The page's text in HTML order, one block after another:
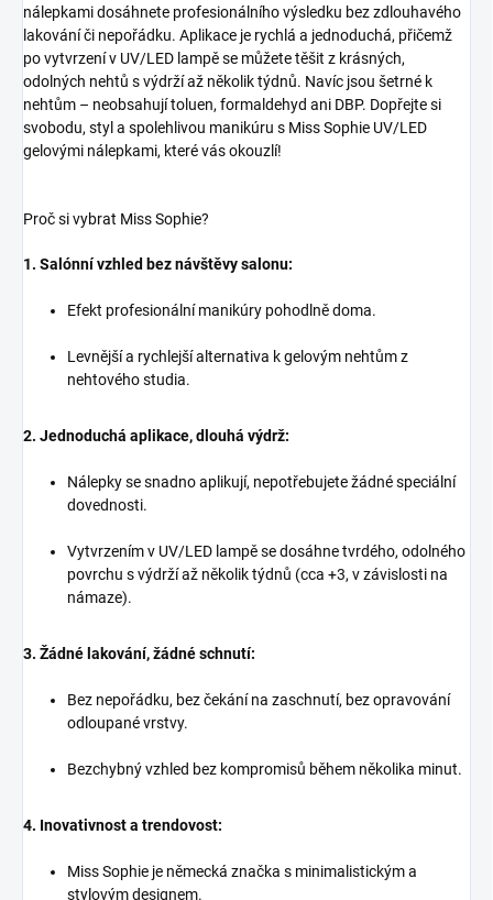
nálepkami dosáhnete profesionálního výsledku bez zdlouhavého
lakování či nepořádku. Aplikace je rychlá a jednoduchá, přičemž
po vytvrzení v UV/LED lampě se můžete těšit z krásných,
odolných nehtů s výdrží až několik týdnů. Navíc jsou šetrné k
nehtům – neobsahují toluen, formaldehyd ani DBP. Dopřejte si
svobodu, styl a spolehlivou manikúru s Miss Sophie UV/LED
gelovými nálepkami, které vás okouzlí!
Proč si vybrat Miss Sophie?
1. Salónní vzhled bez návštěvy salonu:
Efekt profesionální manikúry pohodlně doma.
Levnější a rychlejší alternativa k gelovým nehtům z
nehtového studia.
2. Jednoduchá aplikace, dlouhá výdrž:
Nálepky se snadno aplikují, nepotřebujete žádné speciální
dovednosti.
Vytvrzením v UV/LED lampě se dosáhne tvrdého, odolného
povrchu s výdrží až několik týdnů (cca +3, v závislosti na
námaze).
3. Žádné lakování, žádné schnutí:
Bez nepořádku, bez čekání na zaschnutí, bez opravování
odloupané vrstvy.
Bezchybný vzhled bez kompromisů během několika minut.
4. Inovativnost a trendovost:
Miss Sophie je německá značka s minimalistickým a
stylovým designem.